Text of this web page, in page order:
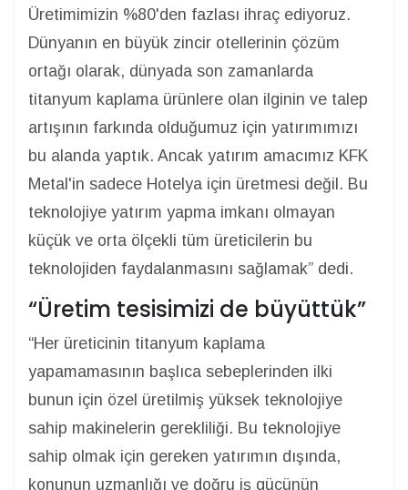
Üretimimizin %80'den fazlası ihraç ediyoruz.
Dünyanın en büyük zincir otellerinin çözüm
ortağı olarak, dünyada son zamanlarda
titanyum kaplama ürünlere olan ilginin ve talep
artışının farkında olduğumuz için yatırımımızı
bu alanda yaptık. Ancak yatırım amacımız KFK
Metal'in sadece Hotelya için üretmesi değil. Bu
teknolojiye yatırım yapma imkanı olmayan
küçük ve orta ölçekli tüm üreticilerin bu
teknolojiden faydalanmasını sağlamak” dedi.
“Üretim tesisimizi de büyüttük”
“Her üreticinin titanyum kaplama
yapamamasının başlıca sebeplerinden ilki
bunun için özel üretilmiş yüksek teknolojiye
sahip makinelerin gerekliliği. Bu teknolojiye
sahip olmak için gereken yatırımın dışında,
konunun uzmanlığı ve doğru iş gücünün